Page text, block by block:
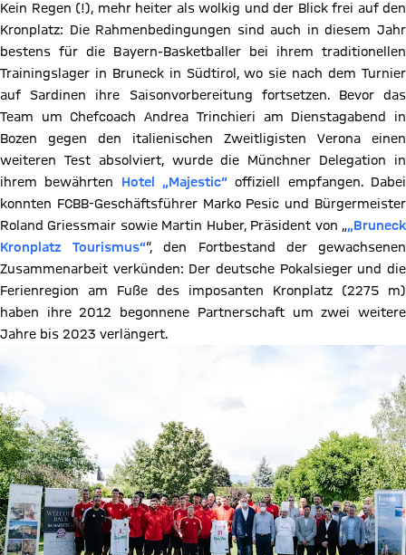
Kein Regen (!), mehr heiter als wolkig und der Blick frei auf den
Kronplatz: Die Rahmenbedingungen sind auch in diesem Jahr
bestens für die Bayern-Basketballer bei ihrem traditionellen
Trainingslager in Bruneck in Südtirol, wo sie nach dem Turnier
auf Sardinen ihre Saisonvorbereitung fortsetzen. Bevor das
Team um Chefcoach Andrea Trinchieri am Dienstagabend in
Bozen gegen den italienischen Zweitligisten Verona einen
weiteren Test absolviert, wurde die Münchner Delegation in
ihrem bewährten Hotel „Majestic“ offiziell empfangen. Dabei
konnten FCBB-Geschäftsführer Marko Pesic und Bürgermeister
Roland Griessmair sowie Martin Huber, Präsident von „„Bruneck
Kronplatz Tourismus““, den Fortbestand der gewachsenen
Zusammenarbeit verkünden: Der deutsche Pokalsieger und die
Ferienregion am Fuße des imposanten Kronplatz (2275 m)
haben ihre 2012 begonnene Partnerschaft um zwei weitere
Jahre bis 2023 verlängert.